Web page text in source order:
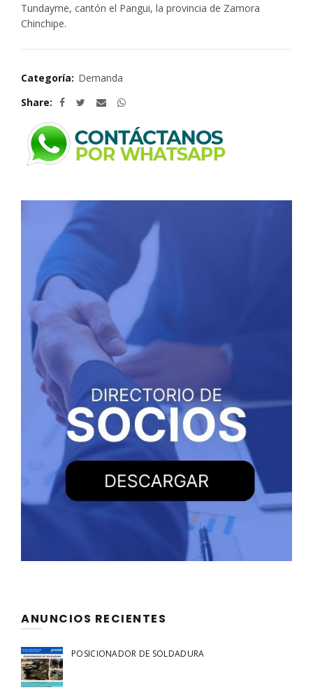
Tundayme, cantón el Pangui, la provincia de Zamora
Chinchipe.
Categoría: Demanda
Share
ANUNCIOS RECIENTES
POSICIONADOR DE SOLDADURA